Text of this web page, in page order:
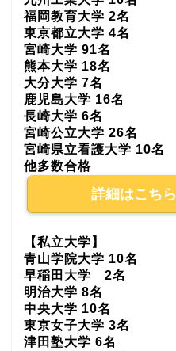
福岡教育大学 2名
東京都立大学 4名
宮崎大学 91名
熊本大学 18名
大分大学 7名
鹿児島大学 16名
長崎大学 6名
宮崎公立大学 26名
宮崎県立看護大学 10名
他多数合格
詳細はこちら
【私立大学】
青山学院大学 10名
早稲田大学 2名
明治大学 8名
中央大学 10名
東京女子大学 3名
津田塾大学 6名